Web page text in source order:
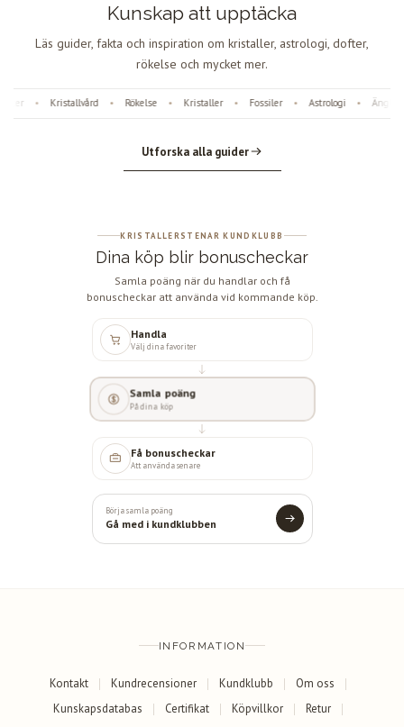
Kunskap att upptäcka
Läs guider, fakta och inspiration om kristaller, astrologi, dofter,
rökelse och mycket mer.
Kristallvård Rökelse Kristaller • Fossiler • Astrologi
Utforska alla guider
KRISTALLERSTENAR KUNDKLUBB
Dina köp blir bonuscheckar
Samla poäng när du handlar och få
bonuscheckar att använda vid kommande köp.
Handla
Välj dina favoriter
Samla poäng
På dina köp
Få bonuscheckar
Att använda senare
Börja samla poäng
Gå med i kundklubben
INFORMATION
Kontakt Kundrecensioner Kundklubb
Om oss
Kunskapsdatabas
Certifikat Köpvillkor
Retur